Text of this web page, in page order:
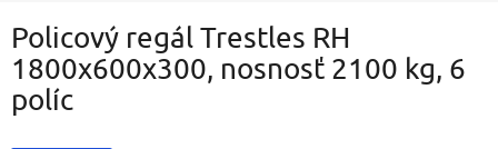
Policový regál Trestles RH
1800x600x300, nosnosť 2100 kg, 6
políc